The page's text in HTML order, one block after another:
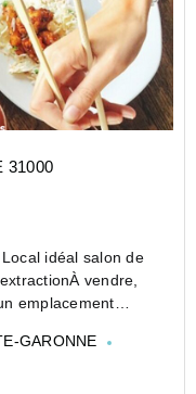
31000
idéal salon de
vendre,
emplacement
fine o...
GARONNE